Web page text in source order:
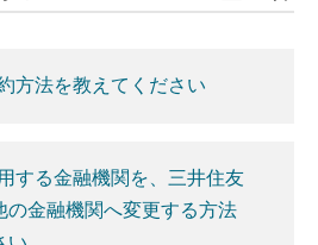
方法を教えてください
する金融機関を、三井住友
の金融機関へ変更する方法